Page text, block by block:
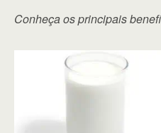
Conheça os principais